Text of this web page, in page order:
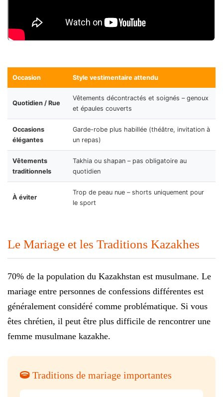
Occasion Style vestimentaire attendu
Quotidien / Rue
Vêtements décontractés et soignés – genoux
et épaules couverts
Occasions
élégantes
Garde-robe plus habillée (théâtre, invitation à
un repas)
Vêtements
traditionnels
Takhia ou shapan – pas obligatoire au
quotidien
À éviter
Trop de peau nue – shorts uniquement pour
le sport
Le Mariage et les Traditions Kazakhes
70% de la population du Kazakhstan est musulmane. Le
mariage entre personnes de confessions différentes est
généralement considéré comme problématique. Si vous
êtes chrétien, il peut être plus difficile de rencontrer une
femme musulmane kazakhe.
Traditions de mariage importantes